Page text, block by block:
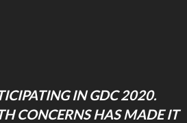
IN GDC 2020.
CONCERNS HAS MADE IT